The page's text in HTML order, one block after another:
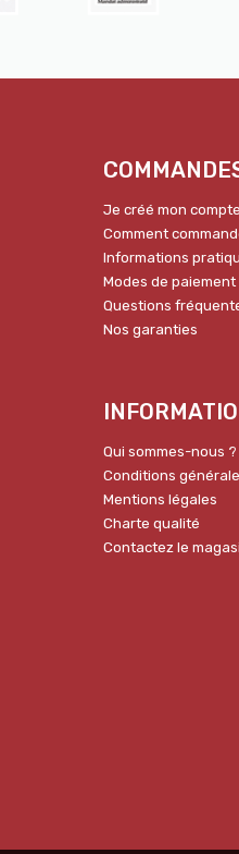
Je créé mon compte
Comment
Informations
Modes de paiement
Questions
Nos garanties
Qui sommes-nous ?
Conditions
Mentions légales
Charte qualité
Contactez le